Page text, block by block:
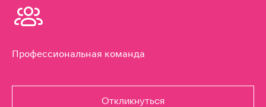
Профессиональная команда
Откликнуться